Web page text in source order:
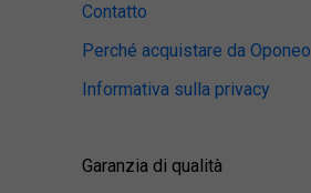
Contatto
Perché acquistare da Oponeo
Informativa sulla privacy
Garanzia di qualità